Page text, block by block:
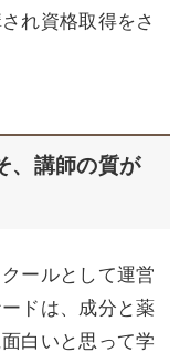
れ資格取得をさ
、講師の質が
ールとして運営
ドは、成分と薬
白いと思って学